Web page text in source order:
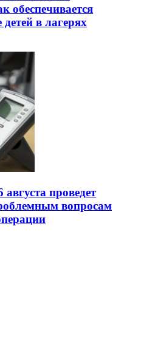
обеспечивается
детей в лагерях
проведет
вопросам